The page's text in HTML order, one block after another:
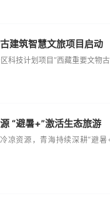
建筑智慧文旅项目启动
科技计划项目“西藏重要文物
“避暑+”激活生态旅游
凉资源，青海持续深耕“避